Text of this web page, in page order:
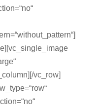
vc_row]